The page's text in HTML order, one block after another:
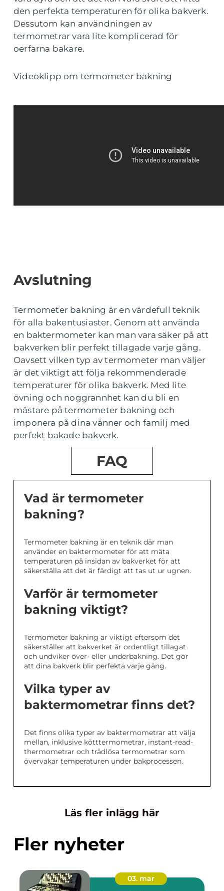
den perfekta temperaturen för olika bakverk.
Dessutom kan användningen av
termometrar vara lite komplicerad för
oerfarna bakare.
Videoklipp om termometer bakning
Avslutning
Termometer bakning är en värdefull teknik
för alla bakentusiaster. Genom att använda
en baktermometer kan man vara säker på att
bakverken blir perfekt tillagade varje gång.
Oavsett vilken typ av termometer man väljer
är det viktigt att följa rekommenderade
temperaturer för olika bakverk. Med lite
övning och noggrannhet kan du bli en
mästare på termometer bakning och
imponera på dina vänner och familj med
perfekt bakade bakverk.
FAQ
Vad är termometer
bakning?
Termometer bakning är en teknik där man
använder en baktermometer för att mäta
temperaturen på insidan av bakverket för att
säkerställa att det är färdigt att tas ut ur ugnen.
Varför är termometer
bakning viktigt?
Termometer bakning är viktigt eftersom det
säkerställer att bakverket är ordentligt tillagat
och undviker över- eller underbakning. Det gör
att dina bakverk blir perfekta varje gång.
Vilka typer av
baktermometrar finns det?
Det finns olika typer av baktermometrar att välja
mellan, inklusive kötttermometrar, instant-read-
thermometrar och trådlösa termometrar som
övervakar temperaturen under bakprocessen.
Läs fler inlägg här
Fler nyheter
03. mar